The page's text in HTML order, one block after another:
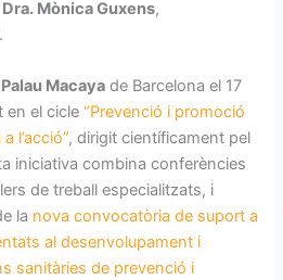
Dra. Mònica Guxens,
Palau Macaya de Barcelona el 17
en el cicle“Prevenció i promoció
l’acció”, dirigit científicament pel
iniciativa combina conferències
de treball especialitzats, i
la nova convocatòria de suport a
al desenvolupament i
sanitàries de prevenció i